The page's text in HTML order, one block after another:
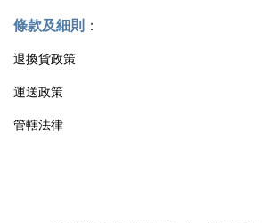
條款及細則 ：
退換貨政策
運送政策
管轄法律